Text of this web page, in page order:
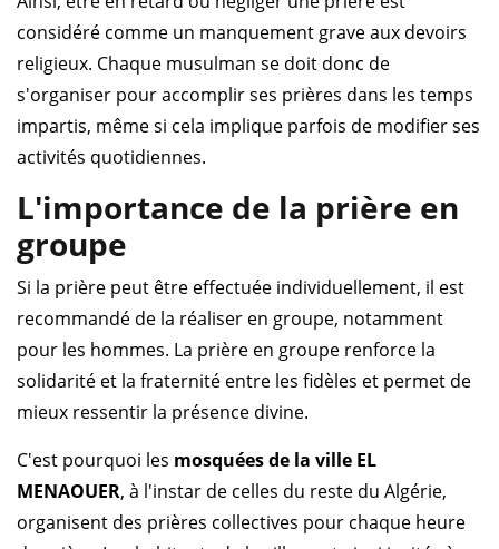
considéré comme un manquement grave aux devoirs
religieux. Chaque musulman se doit donc de
s'organiser pour accomplir ses prières dans les temps
impartis, même si cela implique parfois de modifier ses
activités quotidiennes.
L'importance de la prière en
groupe
Si la prière peut être effectuée individuellement, il est
recommandé de la réaliser en groupe, notamment
pour les hommes. La prière en groupe renforce la
solidarité et la fraternité entre les fidèles et permet de
mieux ressentir la présence divine.
C'est pourquoi les mosquées de la ville EL
MENAOUER, à l'instar de celles du reste du Algérie,
organisent des prières collectives pour chaque heure